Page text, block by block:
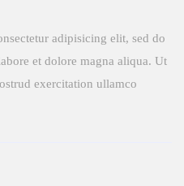
adipisicing elit, sed do
et dolore magna aliqua. Ut
exercitation ullamco